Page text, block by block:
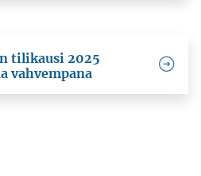
tilikausi 2025
vahvempana